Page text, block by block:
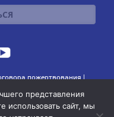
пожертвования|
и социальных программ
представления
использовать сайт, мы